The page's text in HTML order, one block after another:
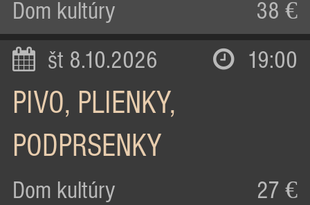
Dom kultúry 38 €
št 8.10.2026 19:00
PIVO, PLIENKY,
PODPRSENKY
Dom kultúry 27 €